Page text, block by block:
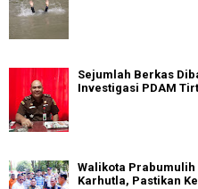
Sejumlah Berkas
Investigasi PDAM
Walikota Prabumulih
Karhutla, Pastikan